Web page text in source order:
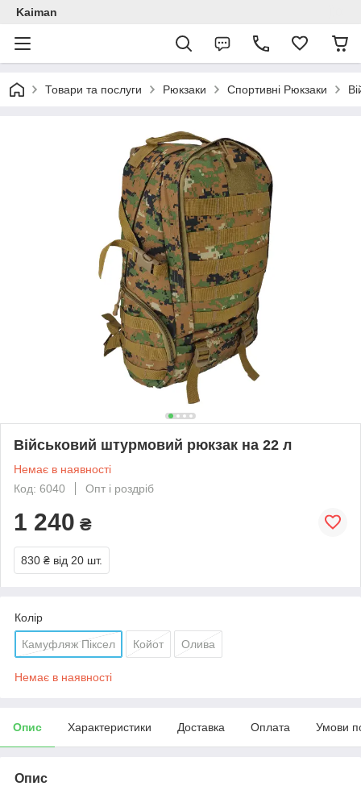
Kaiman
Товари та послуги Рюкзаки Спортивні Рюкзаки
Військовий штурмовий рюкзак на 22 л
Немає в наявності
Код: 6040
Опт і роздріб
1 240 ₴
830 ₴ від 20 шт.
Колір
Камуфляж Піксел Койот Олива
Немає в наявності
Опис Характеристики Доставка Оплата Умови
Опис